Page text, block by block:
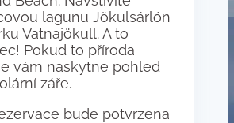
lagunu Jökulsárlón
Vatnajökull. A to
Pokud to příroda
vám naskytne pohled
záře.
bude potvrzena